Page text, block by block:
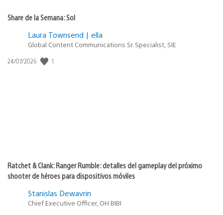
Share de la Semana: Sol
Laura Townsend | ella
Global Content Communications Sr. Specialist, SIE
Fecha
24/07/2026 1
Ratchet & Clank: Ranger Rumble: detalles del gameplay del próximo
shooter de héroes para dispositivos móviles
Stanislas Dewavrin
Chief Executive Officer, OH BIBI